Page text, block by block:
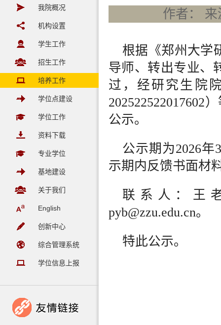
我院概况
机构设置
学生工作
招生工作
培养工作
学位点建设
学位工作
资料下载
专业学位
基地建设
关于我们
English
创新中心
综合管理系统
学位信息上报
作者：
根据《郑州大学
导师、转出专业、
过 ，经研究生院
202522522017602）
公示。
公示期为2026年3
示期内反馈书面材
联系人：王
pyb@zzu.edu.cn。
特此公示。